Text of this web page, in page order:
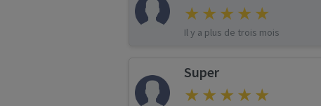
Il y a plus de trois mois
Super